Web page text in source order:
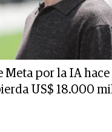
Meta por la IA hace
US$ 18.000